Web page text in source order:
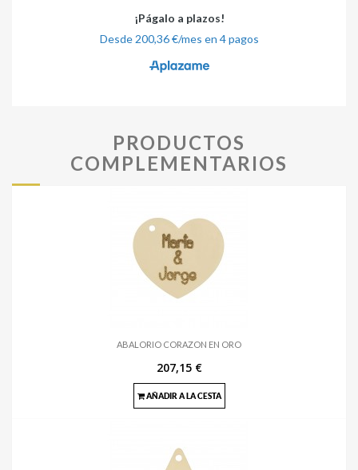
PRODUCTOS
COMPLEMENTARIOS
ABALORIO CORAZON EN ORO
207,15 €
AÑADIR A LA CESTA